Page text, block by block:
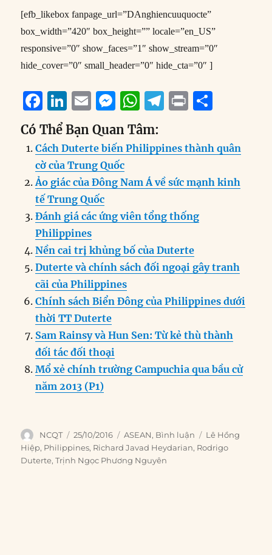
[efb_likebox fanpage_url=”DAnghiencuuquocte”
box_width=”420″ box_height=”” locale=”en_US”
responsive=”0″ show_faces=”1″ show_stream=”0″
hide_cover=”0″ small_header=”0″ hide_cta=”0″ ]
F
a
c
e
b
o
o
k
Li
n
k
e
d
I
n
E
m
ai
l
M
e
ss
e
n
er
W
h
at
s
A
p
T
e
g
r
m
P
n
t
a
re
Có Thể Bạn Quan Tâm:
Cách Duterte biến Philippines thành quân
cờ của Trung Quốc
Ảo giác của Đông Nam Á về sức mạnh kinh
tế Trung Quốc
Đánh giá các ứng viên tổng thống
Philippines
Nền cai trị khủng bố của Duterte
Duterte và chính sách đối ngoại gây tranh
cãi của Philippines
Chính sách Biển Đông của Philippines dưới
thời TT Duterte
Sam Rainsy và Hun Sen: Từ kẻ thù thành
đối tác đối thoại
Mổ xẻ chính trường Campuchia qua bầu cử
năm 2013 (P1)
Author
NCQT
Posted
on
25/10/2016 Categories
ASEAN, Bình luận Tags
Lê Hồng
Hiệp, Philippines, Richard Javad Heydarian, Rodrigo
Duterte,Trịnh Ngọc Phương Nguyên